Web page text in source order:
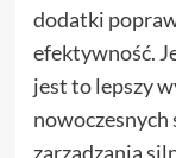
dodatki
efektywność.
jest to lepszy
nowoczesnych
zarządzania